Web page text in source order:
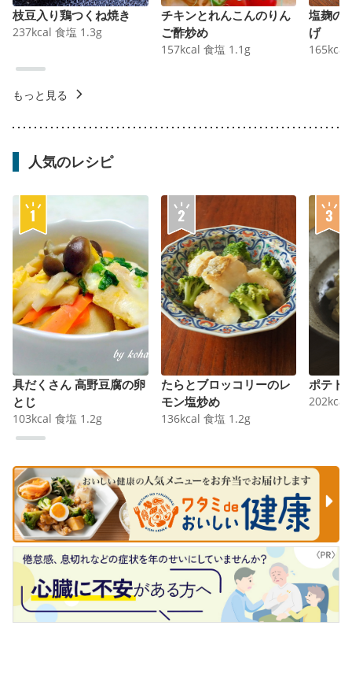
枝豆入り鶏つくね焼き
237kcal 食塩 1.3g
チキンとれんこんのりん
ご酢炒め
157kcal 食塩 1.1 g
塩麹の
げ
165kcal
もっと見る
人気のレシピ
具だくさん 高野豆腐の卵
とじ
103kcal 食塩 1.2g
たらとブロッコリーのレ
モン塩炒め
136kcal 食塩 1.2g
ポテト
202kcal